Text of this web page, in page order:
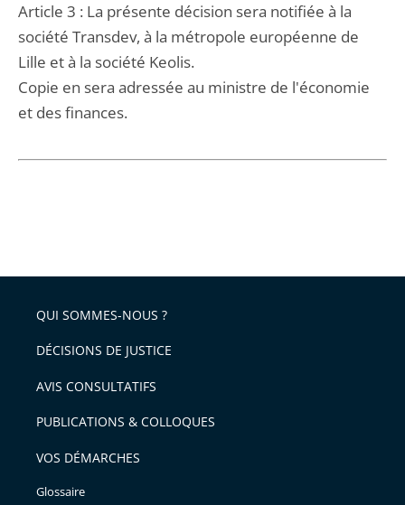
Article 3 : La présente décision sera notifiée à la
société Transdev, à la métropole européenne de
Lille et à la société Keolis.
Copie en sera adressée au ministre de l'économie
et des finances.
QUI SOMMES-NOUS ?
DÉCISIONS DE JUSTICE
AVIS CONSULTATIFS
PUBLICATIONS & COLLOQUES
VOS DÉMARCHES
Glossaire